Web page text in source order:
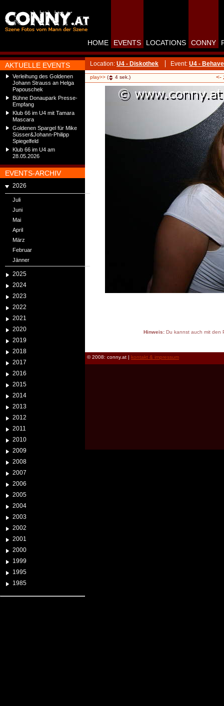
AKTUELLE EVENTS
Verleihung des Goldenen
Johann Strauss an Helga
Papouschek
Bühne Donaupark Presse-
Empfang
Klub 66 im U4 mit Tamara
Mascara
Goldenen Spargel für Mike
Süsser&Johann-Philipp
Spiegelfeld
Klub 66 im U4 am
28.05.2026
EVENTS-ARCHIV
2026
Juli
Juni
Mai
April
März
Februar
Jänner
2025
2024
2023
2022
2021
2020
2019
2018
2017
2016
2015
2014
2013
2012
2011
2010
2009
2008
2007
2006
2005
2004
2003
2002
2001
2000
1999
1995
1985
HOME EVENTS LOCATIONS CONNY
Location: U4 - Diskothek Event: U4 - Behave
play>> ( 4 sek.) <-
Hinweis:Du kannst auch mit den
© 2008: conny.at | kontakt & impressum